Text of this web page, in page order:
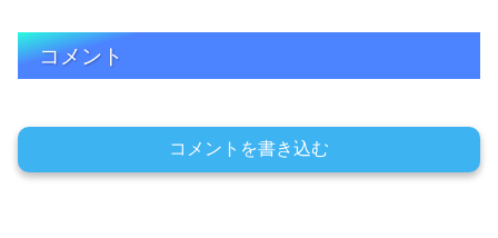
コメント
コメントを書き込む